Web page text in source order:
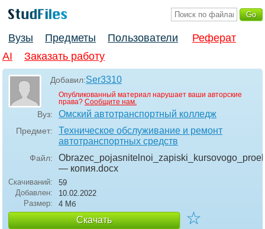
Вузы Предметы Пользователи
Реферат
AI
Заказать работу
Добавил:Ser3310
Опубликованный материал нарушает ваши авторские
права? Сообщите нам.
Вуз: Омский автотранспортный колледж
Предмет:
Техническое обслуживание и ремонт
автотранспортных средств
Файл:
— копия.docx
Скачиваний:
59
Добавлен:
10.02.2022
Размер:
4 Мб
Скачать ☆